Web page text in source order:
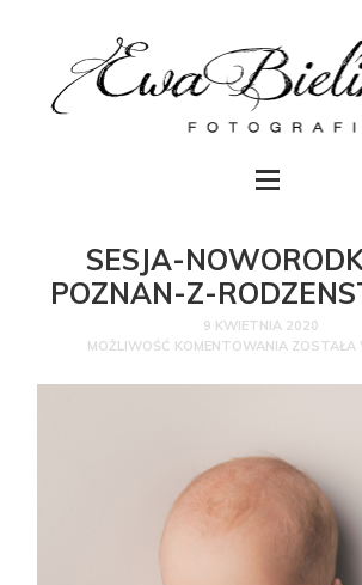
SESJA-
POZNAN-Z-
9 KWIETNIA 2020
MOŻLIWOŚĆ KOMENTOWANIA ZOSTAŁA